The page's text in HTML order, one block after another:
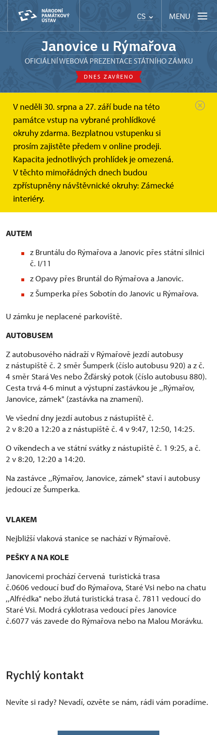
CS MENU
Janovice u Rýmařova
OFICIÁLNÍ WEBOVÁ PREZENTACE STÁTNÍHO ZÁMKU
DNES ZAVŘENO
V neděli 30. srpna a 27. září bude na této
památce vstup na vybrané prohlídkové
okruhy zdarma. Bezplatnou vstupenku si
prosím zajistěte předem v online prodeji.
Kapacita jednotlivých prohlídek je omezená.
V těchto mimořádných dnech budou
zpřístupněny návštěvnické okruhy: Zámecké
interiéry.
Státní zámek Janovice u Rýmařova
Informace pro návštevníky
Jak se k nám dostanete
Jak se k nám dostanete
Státní zámek Janovice u Rýmařova se nachází
v Moravskoslezském kraji 2,5 km severozápadně od
Rýmařova.
Kudy k nám?
AUTEM
z Bruntálu do Rýmařova a Janovic přes státní silnici
č. I/11
z Opavy přes Bruntál do Rýmařova a Janovic.
z Šumperka přes Sobotín do Janovic u Rýmařova.
U zámku je neplacené parkoviště.
AUTOBUSEM
Z autobusového nádraží v Rýmařově jezdí autobusy
z nástupiště č. 2 směr Šumperk (číslo autobusu 920) a z č.
4 směr Stará Ves nebo Žďárský potok (číslo autobusu 880).
Cesta trvá 4-6 minut a výstupní zastávkou je ,,Rýmařov,
Janovice, zámek" (zastávka na znamení).
Ve všední dny jezdí autobus z nástupiště č.
2 v 8:20 a 12:20 a z nástupiště č. 4 v 9:47, 12:50, 14:25.
O víkendech a ve státní svátky z nástupiště č. 1 9:25, a č.
2 v 8:20, 12:20 a 14:20.
Na zastávce ,,Rýmařov, Janovice, zámek" staví i autobusy
jedoucí ze Šumperka.
VLAKEM
Nejbližší vlaková stanice se nachází v Rýmařově.
PEŠKY A NA KOLE
Janovicemi prochází červená turistická trasa
č.0606 vedoucí buď do Rýmařova, Staré Vsi nebo na chatu
,,Alfrédka" nebo žlutá turistická trasa č. 7811 vedoucí do
Staré Vsi. Modrá cyklotrasa vedoucí přes Janovice
č.6077 vás zavede do Rýmařova nebo na Malou Morávku.
Rychlý kontakt
Nevíte si rady? Nevadí, ozvěte se nám, rádi vám poradíme.